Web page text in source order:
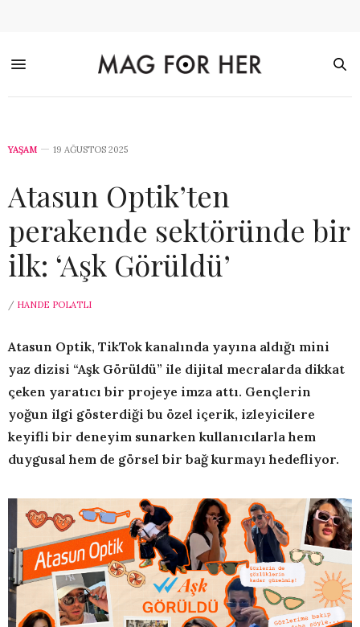
YAŞAM 19 AĞUSTOS 2025
Atasun Optik’ten
perakende sektöründe bir
ilk: ‘Aşk Görüldü’
/ HANDE POLATLI
Atasun Optik, TikTok kanalında yayına aldığı mini
yaz dizisi “Aşk Görüldü” ile dijital mecralarda dikkat
çeken yaratıcı bir projeye imza attı. Gençlerin
yoğun ilgi gösterdiği bu özel içerik, izleyicilere
keyifli bir deneyim sunarken kullanıcılarla hem
duygusal hem de görsel bir bağ kurmayı hedefliyor.